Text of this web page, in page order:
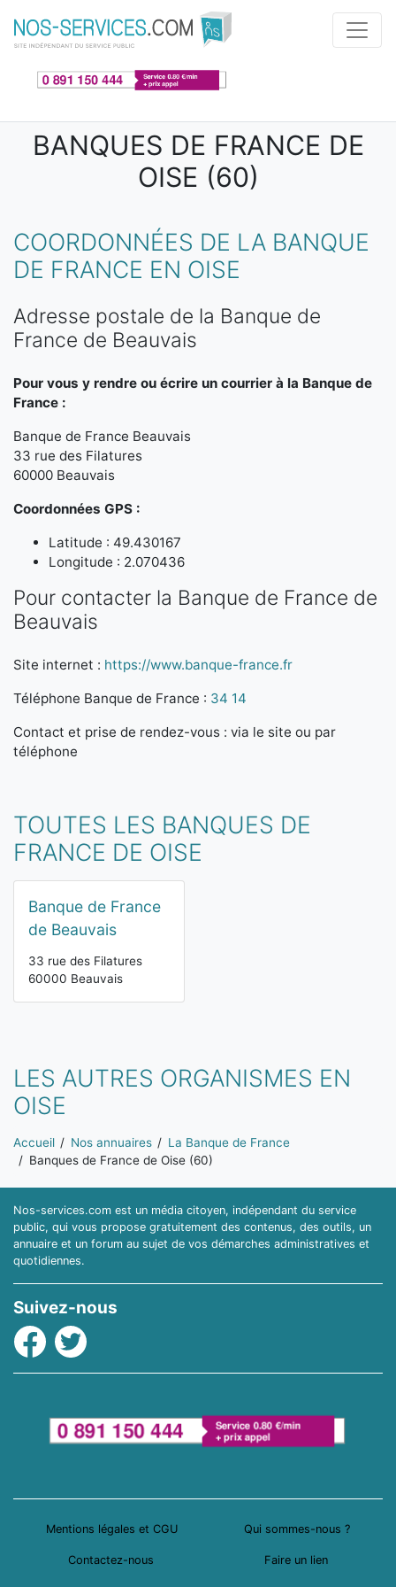
Aller au contenu principal
BANQUES DE FRANCE DE
OISE (60)
COORDONNÉES DE LA BANQUE
DE FRANCE EN OISE
Adresse postale de la Banque de
France de Beauvais
Pour vous y rendre ou écrire un courrier à la Banque de
France :
Banque de France Beauvais
33 rue des Filatures
60000 Beauvais
Coordonnées GPS :
Latitude : 49.430167
Longitude : 2.070436
Pour contacter la Banque de France de
Beauvais
Site internet : https://www.banque-france.fr
Téléphone Banque de France : 34 14
Contact et prise de rendez-vous : via le site ou par
téléphone
TOUTES LES BANQUES DE
FRANCE DE OISE
Banque de France
de Beauvais
33 rue des Filatures
60000 Beauvais
LES AUTRES ORGANISMES EN
OISE
Vous êtes ici:
Accueil Nos annuaires
La Banque de France
Banques de France de Oise (60)
Nos-services.com est un média citoyen, indépendant du service
public, qui vous propose gratuitement des contenus, des outils, un
annuaire et un forum au sujet de vos démarches administratives et
quotidiennes.
Suivez-nous
Facebook
Twitter
Mentions légales et CGU Qui sommes-nous ?
Contactez-nous Faire un lien